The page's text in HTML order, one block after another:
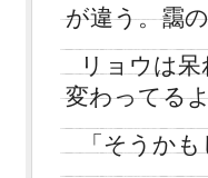
が違う。靄
リョウは
変わってる
「そうか